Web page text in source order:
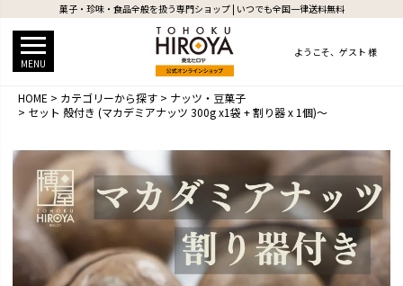
菓子・珍味・食品全般を扱う専門ショップ | いつでも全国一律送料無料
MENU
ようこそ、ゲスト 様
HOME カテゴリーから探す
ナッツ・豆菓子
セット 殻付き (マカデミアナッツ 300g x1袋 + 割り器 x 1個)～